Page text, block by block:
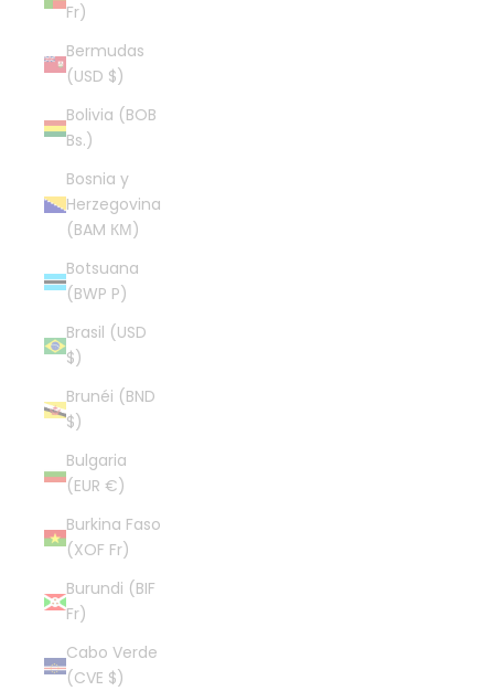
Fr)
Bermudas
(USD $)
Bolivia (BOB
Bs.)
Bosnia y
Herzegovina
(BAM КМ)
Botsuana
(BWP P)
Brasil (USD
$)
Brunéi (BND
$)
Bulgaria
(EUR €)
Burkina Faso
(XOF Fr)
Burundi (BIF
Fr)
Cabo Verde
(CVE $)